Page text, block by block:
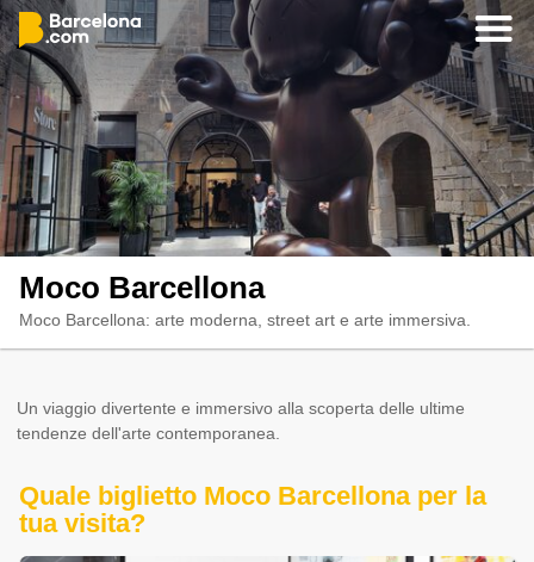
Moco Barcellona
Moco Barcellona: arte moderna, street art e arte immersiva.
Un viaggio divertente e immersivo alla scoperta delle ultime
tendenze dell'arte contemporanea.
Quale biglietto Moco Barcellona per la
tua visita?